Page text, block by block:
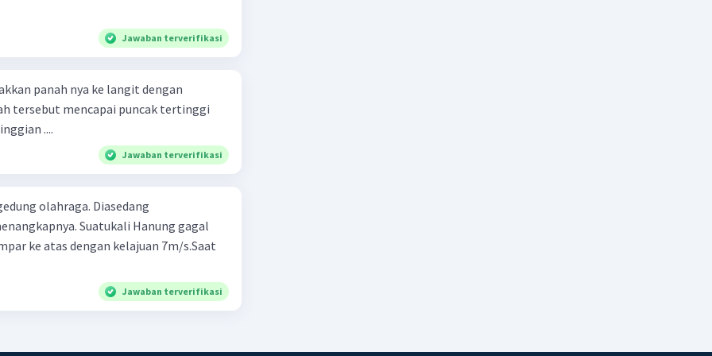
Jawaban terverifikasi
panah nya ke langit dengan
tersebut mencapai puncak tertinggi
....
Jawaban terverifikasi
olahraga. Diasedang
Suatukali Hanung gagal
ke atas dengan kelajuan 7m/s.Saat
Jawaban terverifikasi